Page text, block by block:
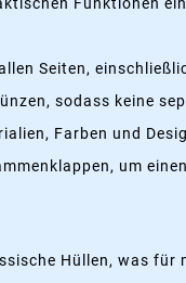
Funktionen
Seiten,
sodass keine
Farben und
um
Hüllen, was